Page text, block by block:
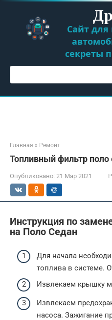
Перейти
контенту
Сайт для
секреты
Поиск:
Главная » Ремонт
Топливный фильтр поло
Опубликовано: 21 Мар 2021
Инструкция по
на Поло Седан
Для начала
топлива в системе.
Извлекаем крышку
Извлекаем
насоса. Зажигание